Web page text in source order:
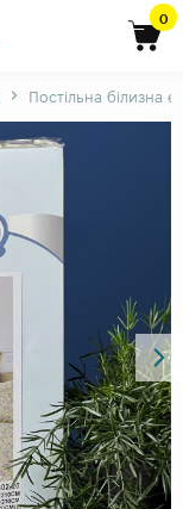
0
Постільна білизна